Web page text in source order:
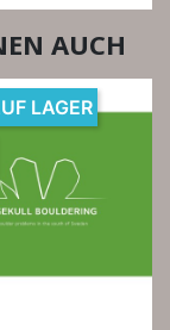
AUCH
LAGER